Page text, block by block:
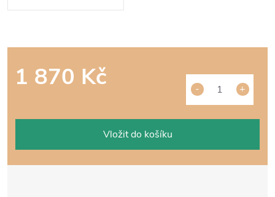
1 870 Kč
Vložit do košíku